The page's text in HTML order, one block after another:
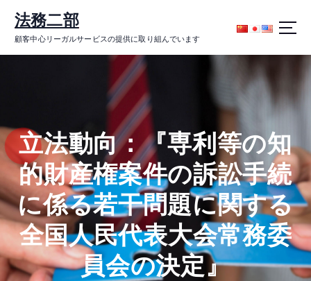
ン
ッ
プ
法務二部
顧客中心リーガルサービスの提供に取り組んでいます
立法動向：『専利等の知
的財産権案件の訴訟手続
に係る若干問題に関する
全国人民代表大会常務委
員会の決定』